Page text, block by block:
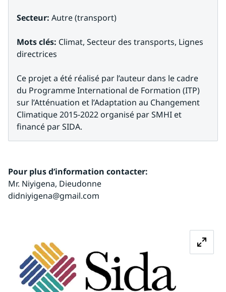
Secteur: Autre (transport)
Mots clés: Climat, Secteur des transports, Lignes
directrices
Ce projet a été réalisé par l’auteur dans le cadre
du Programme International de Formation (ITP)
sur l’Atténuation et l’Adaptation au Changement
Climatique 2015-2022 organisé par SMHI et
financé par SIDA.
Pour plus d’information contacter:
Mr. Niyigena, Dieudonne
didniyigena@gmail.com